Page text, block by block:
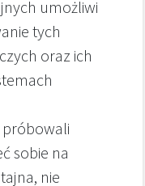
umożliwi
tych
oraz ich
sobie na
nie